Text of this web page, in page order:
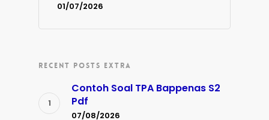
01/07/2026
RECENT POSTS EXTRA
Contoh Soal TPA Bappenas S2
Pdf
07/08/2026